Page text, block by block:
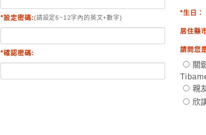
*設定密碼:(請設定6~12字內的英文+數字)
*確認密碼:
*生日：
居住縣
請問您
關
親
欣